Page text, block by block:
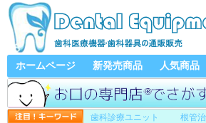
ホームページ 新発売商品 人気商品
歯科診療ユニット 根管